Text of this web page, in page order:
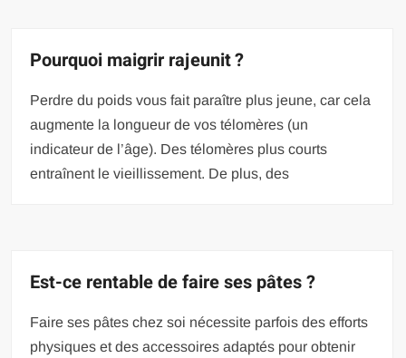
Pourquoi maigrir rajeunit ?
Perdre du poids vous fait paraître plus jeune, car cela
augmente la longueur de vos télomères (un
indicateur de l’âge). Des télomères plus courts
entraînent le vieillissement. De plus, des
Est-ce rentable de faire ses pâtes ?
Faire ses pâtes chez soi nécessite parfois des efforts
physiques et des accessoires adaptés pour obtenir